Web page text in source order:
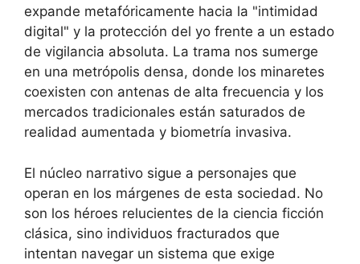
expande metafóricamente hacia la "intimidad
digital" y la protección del yo frente a un estado
de vigilancia absoluta. La trama nos sumerge
en una metrópolis densa, donde los minaretes
coexisten con antenas de alta frecuencia y los
mercados tradicionales están saturados de
realidad aumentada y biometría invasiva.
El núcleo narrativo sigue a personajes que
operan en los márgenes de esta sociedad. No
son los héroes relucientes de la ciencia ficción
clásica, sino individuos fracturados que
intentan navegar un sistema que exige